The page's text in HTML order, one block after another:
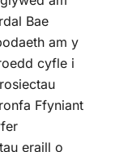
Bae
am y
cyfle i
Ffyniant
eraill o